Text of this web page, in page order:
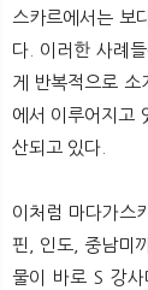
스카르에서는 보
다. 이러한 사례
게 반복적으로 소
에서 이루어지고
산되고 있다.
이처럼 마다가스
핀, 인도, 중남미
물이 바로 S 강